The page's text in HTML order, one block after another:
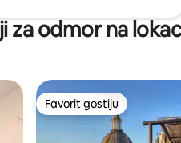
za odmor na
Favorit gostiju
Favorit gostiju